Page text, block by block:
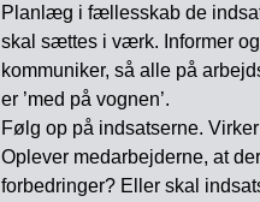
Planlæg i fællesskab de
skal sættes i værk. Informer og
kommuniker, så alle på
er ’med på vognen’.
Følg op på indsatserne.
Oplever medarbejderne, at
forbedringer? Eller skal